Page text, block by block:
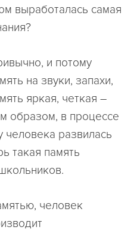
выработалась самая
и потому
на звуки, запахи,
яркая, четкая –
образом, в процессе
человека развилась
такая память
человек